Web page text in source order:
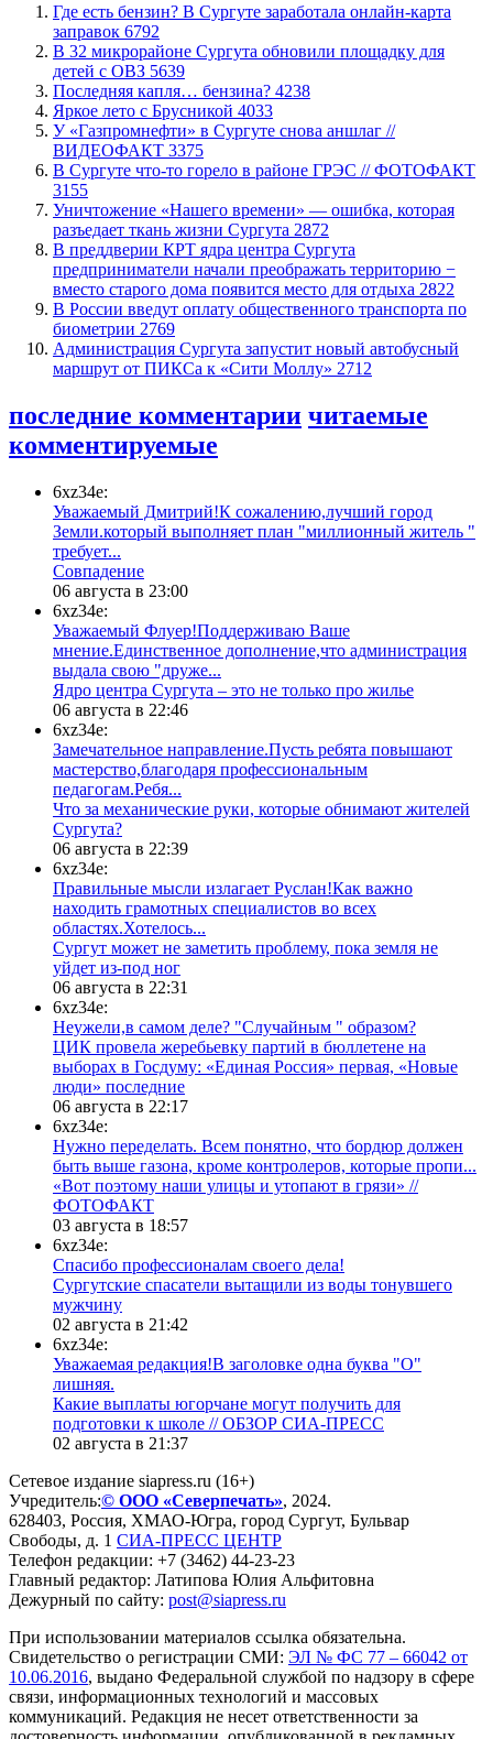
​Где есть бензин? В Сургуте заработала онлайн-карта
заправок 6792
В 32 микрорайоне Сургута обновили площадку для
детей с ОВЗ 5639
​Последняя капля… бензина? 4238
Яркое лето с Брусникой 4033
У «Газпромнефти» в Сургуте снова аншлаг //
ВИДЕОФАКТ 3375
​В Сургуте что-то горело в районе ГРЭС // ФОТОФАКТ
3155
​Уничтожение «Нашего времени» — ошибка, которая
разъедает ткань жизни Сургута 2872
​В преддверии КРТ ядра центра Сургута
предприниматели начали преображать территорию −
вместо старого дома появится место для отдыха 2822
В России введут оплату общественного транспорта по
биометрии 2769
​Администрация Сургута запустит новый автобусный
маршрут от ПИКСа к «Сити Моллу» 2712
последние комментарии читаемые
комментируемые
6xz34e:
Уважаемый Дмитрий!К сожалению,лучший город
Земли.который выполняет план "миллионный житель "
требует...
​Совпадение
06 августа в 23:00
6xz34e:
Уважаемый Флуер!Поддерживаю Ваше
мнение.Единственное дополнение,что администрация
выдала свою "друже...
​Ядро центра Сургута ‒ это не только про жилье
06 августа в 22:46
6xz34e:
Замечательное направление.Пусть ребята повышают
мастерство,благодаря профессиональным
педагогам.Ребя...
​Что за механические руки, которые обнимают жителей
Сургута?
06 августа в 22:39
6xz34e:
Правильные мысли излагает Руслан!Как важно
находить грамотных специалистов во всех
областях.Хотелось...
Сургут может не заметить проблему, пока земля не
уйдет из-под ног
06 августа в 22:31
6xz34e:
Неужели,в самом деле? "Случайным " образом?
ЦИК провела жеребьевку партий в бюллетене на
выборах в Госдуму: «Единая Россия» первая, «Новые
люди» последние
06 августа в 22:17
6xz34e:
Нужно переделать. Всем понятно, что бордюр должен
быть выше газона, кроме контролеров, которые пропи...
«Вот поэтому наши улицы и утопают в грязи» //
ФОТОФАКТ
03 августа в 18:57
6xz34e:
Спасибо профессионалам своего дела!
Сургутские спасатели вытащили из воды тонувшего
мужчину
02 августа в 21:42
6xz34e:
Уважаемая редакция!В заголовке одна буква "О"
лишняя.
Какие выплаты югорчане могут получить для
подготовки к школе // ОБЗОР СИА-ПРЕСС
02 августа в 21:37
Сетевое издание siapress.ru (16+)
Учредитель:© ООО «Северпечать», 2024.
628403, Россия, ХМАО-Югра, город Сургут, Бульвар
Свободы, д. 1 СИА-ПРЕСС ЦЕНТР
Телефон редакции: +7 (3462) 44-23-23
Главный редактор: Латипова Юлия Альфитовна
Дежурный по сайту: post@siapress.ru
При использовании материалов ссылка обязательна.
Свидетельство о регистрации СМИ: ЭЛ № ФС 77 – 66042 от
10.06.2016, выдано Федеральной службой по надзору в сфере
связи, информационных технологий и массовых
коммуникаций. Редакция не несет ответственности за